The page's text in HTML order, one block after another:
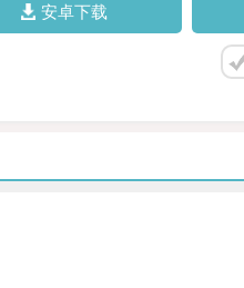
安卓下载